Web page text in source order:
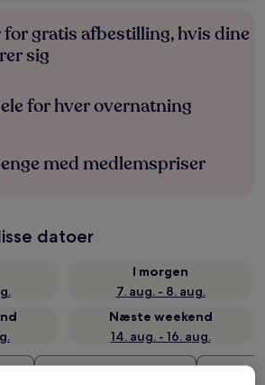
gratis afbestilling, hvis dine
sig
for hver overnatning
med medlemspriser
datoer
I morgen
7. aug. - 8. aug.
Næste weekend
14. aug. - 16. aug.
Pris (lav til høj)